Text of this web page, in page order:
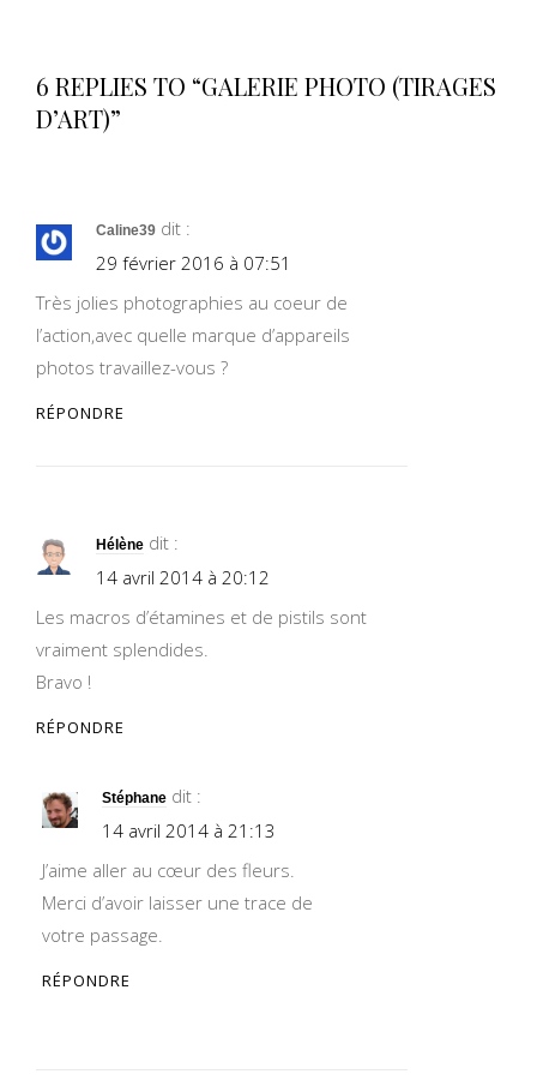
6 REPLIES TO “GALERIE PHOTO (TIRAGES
D’ART)”
Caline39 dit :
29 février 2016 à 07:51
Très jolies photographies au coeur de
l’action,avec quelle marque d’appareils
photos travaillez-vous ?
RÉPONDRE
Hélène dit :
14 avril 2014 à 20:12
Les macros d’étamines et de pistils sont
vraiment splendides.
Bravo !
RÉPONDRE
Stéphane dit :
14 avril 2014 à 21:13
J’aime aller au cœur des fleurs.
Merci d’avoir laisser une trace de
votre passage.
RÉPONDRE